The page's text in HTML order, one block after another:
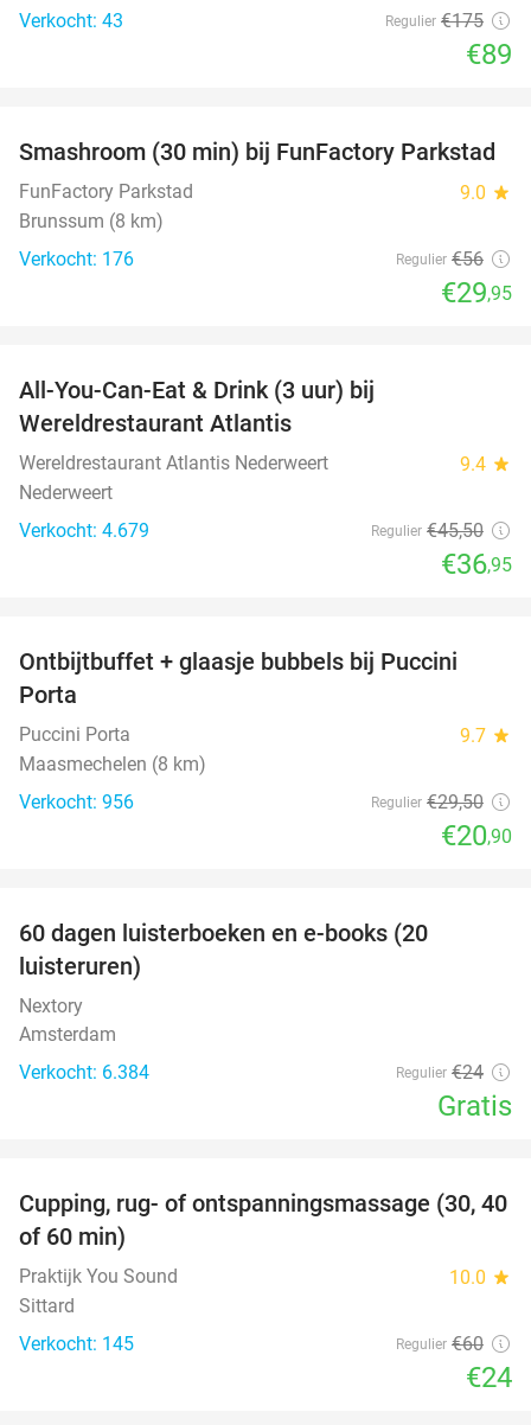
Verkocht: 43
Regulier €175
€89
47%
Smashroom (30 min) bij FunFactory Parkstad
FunFactory Parkstad 9.0 star
Brunssum (8 km)
Verkocht: 176
Regulier €56
€29,95
All-You-Can-Eat & Drink (3 uur) bij
Wereldrestaurant Atlantis
Wereldrestaurant Atlantis Nederweert 9.4 star
Nederweert
Verkocht: 4.679
Regulier €45,50
€36,95
Ontbijtbuffet + glaasje bubbels bij Puccini
Porta
Puccini Porta 9.7 star
Maasmechelen (8 km)
Verkocht: 956
Regulier €29,50
€20,90
60 dagen luisterboeken en e-books (20
luisteruren)
Nextory
Amsterdam
Verkocht: 6.384
Regulier €24
Gratis
60%
Cupping, rug- of ontspanningsmassage (30, 40
of 60 min)
Praktijk You Sound 10.0 star
Sittard
Verkocht: 145
Regulier €60
€24